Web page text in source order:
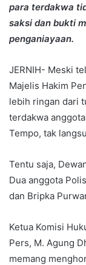
para terdakwa
saksi dan bukti
penganiayaan.
JERNIH- Meski
Majelis Hakim
lebih ringan dari
terdakwa
Tempo, tak
Tentu saja,
Dua anggota
dan Bripka
Ketua Komisi
Pers, M. Agung
memang